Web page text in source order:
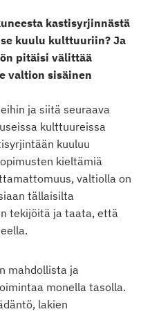
kastisyrjinnästä
kuulu kulttuuriin? Ja
pitäisi välittää
valtion sisäinen
ja siitä seuraava
kulttuureissa
kuuluu
kieltämiä
valtiolla on
tällaisilta
tekijöitä ja taata, että
mahdollista ja
monella tasolla.
lakien